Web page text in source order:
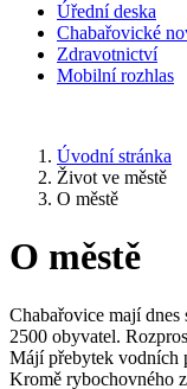
Úřední deska
Chabařovické
Zdravotnictví
Mobilní rozhlas
Úvodní stránka
Život ve městě
O městě
O městě
Chabařovice mají
2500 obyvatel.
Májí přebytek vodních
Kromě rybochovného